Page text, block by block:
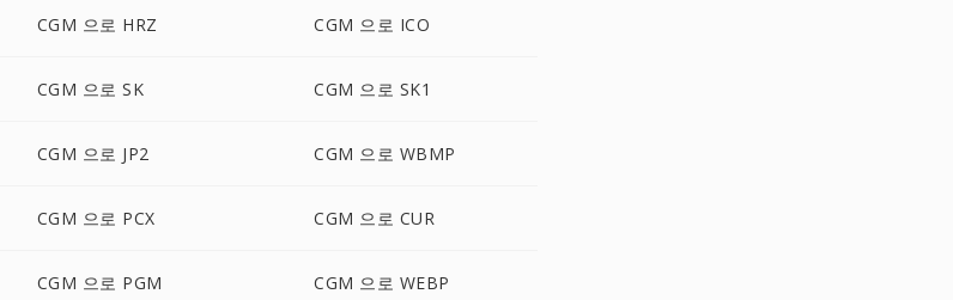
CGM 으로 HRZ CGM 으로 ICO
CGM 으로 SK CGM 으로 SK1
CGM 으로 JP2 CGM 으로 WBMP
CGM 으로 PCX CGM 으로 CUR
CGM 으로 PGM CGM 으로 WEBP